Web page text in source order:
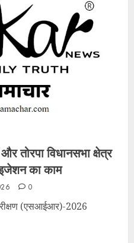
तोरपा विधानसभा क्षेत्र
का काम
0
(एसआईआर)-2026